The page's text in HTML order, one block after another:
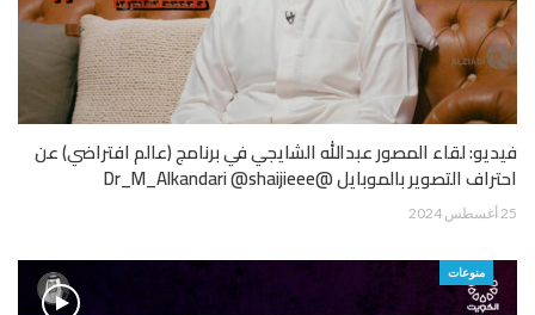
فيديو: لقاء المصور عبدالله الشايجي في برنامج (عالم افتراضي) عن
احتراف التصوير بالموبايل @Dr_M_Alkandari @shaijieee
25 أغسطس 2024
منوعات